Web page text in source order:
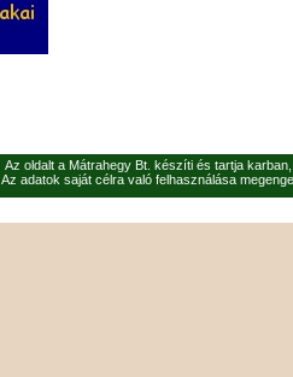
Az oldalt a Mátrahegy Bt. készíti és tartja
Az adatok saját célra való felhasználása